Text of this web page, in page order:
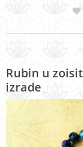
Rubin u
izrade